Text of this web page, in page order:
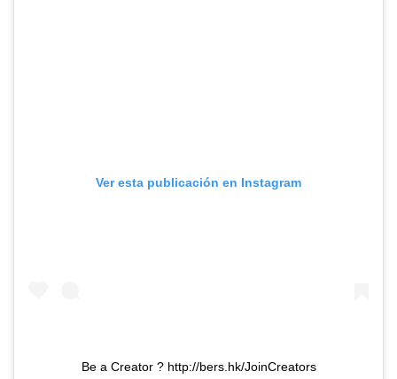
Ver esta publicación en Instagram
Be a Creator ? http://bers.hk/JoinCreators